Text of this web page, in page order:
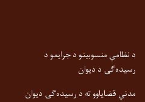
د نظامي منسوبینو د جرایمو د
رسیده‌ګۍ د دیوان
مدني قضایاوو ته د رسیده‌ګۍ دیوان